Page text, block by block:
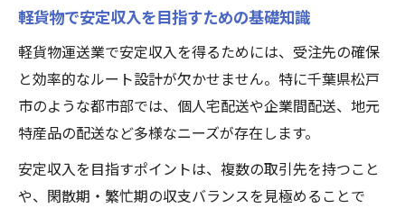
軽貨物ドライバーに必要な自己管理能力
軽貨物の現場で役立つコミュニケーション
術
軽貨物ビジネスで長く続けるための心得
独立に役立つ軽貨物経営方針の立て方
軽貨物経営方針策定で押さえるべき基本
軽貨物独立に必須の事業計画作成ポイント
軽貨物で安定収入を目指すための基礎知識
軽貨物運送業で安定収入を得るためには、受注先の確保
と効率的なルート設計が欠かせません。特に千葉県松戸
市のような都市部では、個人宅配送や企業間配送、地元
特産品の配送など多様なニーズが存在します。
安定収入を目指すポイントは、複数の取引先を持つこと
や、閑散期・繁忙期の収支バランスを見極めることで